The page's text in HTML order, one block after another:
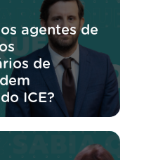
agentes de
de
ICE?